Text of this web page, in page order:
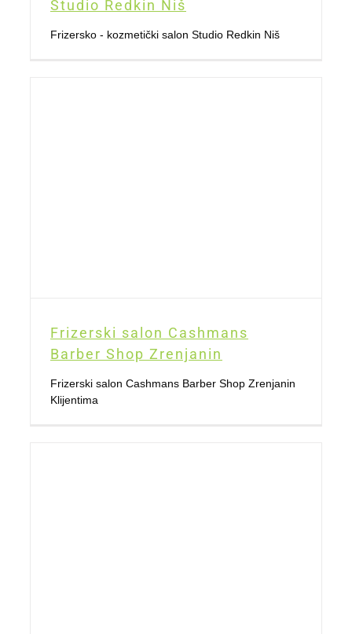
Studio Redkin Niš
Frizersko - kozmetički salon Studio Redkin Niš
Frizerski salon Cashmans
Barber Shop Zrenjanin
Frizerski salon Cashmans Barber Shop Zrenjanin
Klijentima